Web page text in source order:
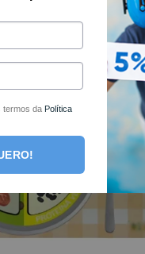
termos da Política